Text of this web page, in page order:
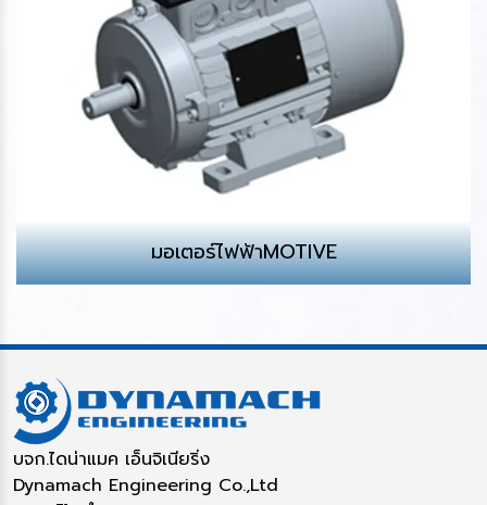
มอเตอร์ไฟฟ้าMOTIVE
บจก.ไดน่าแมค เอ็นจิเนียริ่ง
Dynamach Engineering Co.,Ltd